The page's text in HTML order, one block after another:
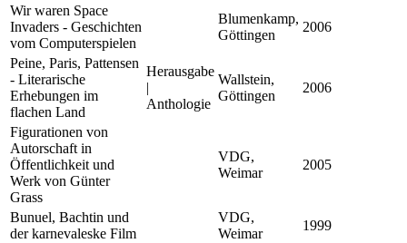
Wir waren Space
Invaders - Geschichten
vom Computerspielen
Blumenkamp,
Göttingen
2006
Peine, Paris, Pattensen
- Literarische
Erhebungen im
flachen Land
Herausgabe
|
Anthologie
Wallstein,
Göttingen
2006
Figurationen von
Autorschaft in
Öffentlichkeit und
Werk von Günter
Grass
VDG,
Weimar
2005
Bunuel, Bachtin und
der karnevaleske Film
VDG,
Weimar
1999